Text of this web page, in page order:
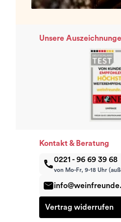
Unsere
Kontakt & Beratung
0221 - 96 69 39 68
von Mo-Fr, 9-18 Uhr
Vertrag widerrufen